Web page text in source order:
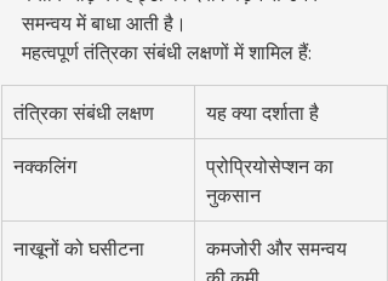
समन्वय में बाधा आती है।
महत्वपूर्ण तंत्रिका संबंधी लक्षणों में शामिल हैं:
तंत्रिका संबंधी लक्षण यह क्या दर्शाता है
नक्कलिंग
प्रोप्रियोसेप्शन का
नुकसान
नाखूनों को घसीटना
कमजोरी और समन्वय